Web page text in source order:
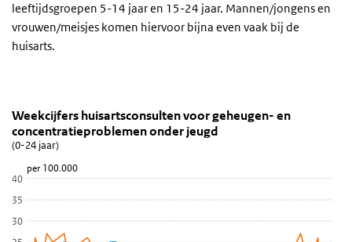
leeftijdsgroepen 5-14 jaar en 15-24 jaar. Mannen/jongens en
vrouwen/meisjes komen hiervoor bijna even vaak bij de
huisarts.
Geheugen
Sla de grafiek 'Weekcijfers huisartsconsulten voor geheugen-
Weekcijfers huisartsconsulten voor geheugen- en
Lijn grafiek met 5 lijnen.
(0-24 jaar)
Bekijk als data tabel.
De grafiek heeft 1 X-as die categories weergeeft.
De grafiek heeft 1 Y-as die per 100.000 weergeeft.
per 100.000
Weekcijfers huisartsconsulten voor geheugen- en
concentratieproblemen onder jeugd
(0-24 jaar)
30
35
40